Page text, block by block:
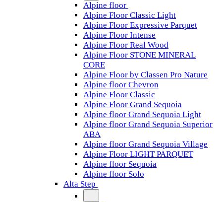
Alpine floor
Alpine Floor Classic Light
Alpine Floor Expressive Parquet
Alpine Floor Intense
Alpine Floor Real Wood
Alpine Floor STONE MINERAL
CORE
Alpine Floor by Classen Pro Nature
Alpine floor Chevron
Alpine Floor Classic
Alpine Floor Grand Sequoia
Alpine floor Grand Sequoia Light
Alpine floor Grand Sequoia Superior
ABA
Alpine floor Grand Sequoia Village
Alpine Floor LIGHT PARQUET
Alpine floor Sequoia
Alpine floor Solo
Alta Step